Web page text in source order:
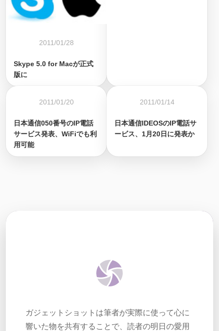
2011/01/28
Skype 5.0 for Macが正式
版に
2011/01/20
日本通信050番号のIP電話
サービス発表、WiFiでも利
用可能
2011/01/14
日本通信IDEOSのIP電話サ
ービス、1月20日に発表か
ガジェットショットは筆者が実際に使って心に
響いた物を共有することで、読者の明日の愛用